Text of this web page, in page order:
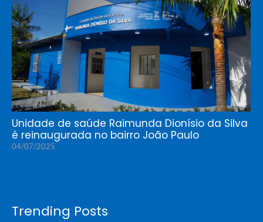
Unidade de saúde Raimunda Dionísio da Silva
é reinaugurada no bairro João Paulo
04/07/2025
Trending Posts